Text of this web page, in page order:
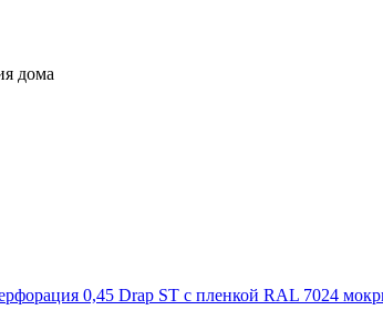
дома
0,45 Drap ST с пленкой RAL 7024